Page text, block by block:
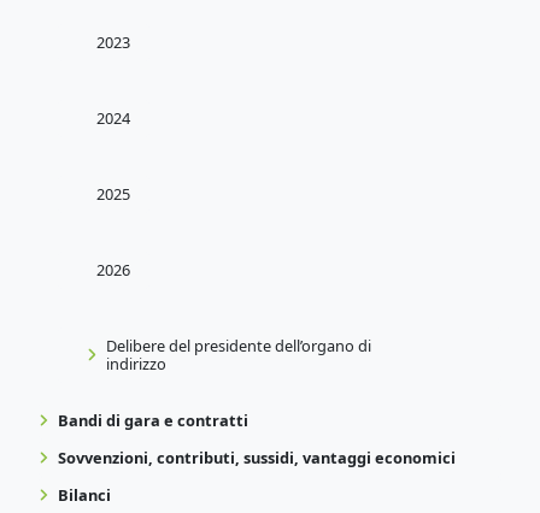
2023
2024
2025
2026
Delibere del presidente dell’organo di
indirizzo
Bandi di gara e contratti
Sovvenzioni, contributi, sussidi, vantaggi economici
Bilanci